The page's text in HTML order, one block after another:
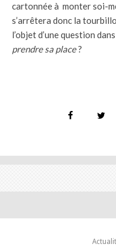
cartonnée à monter soi-
s’arrêtera donc la
l’objet d’une question
prendre sa place?